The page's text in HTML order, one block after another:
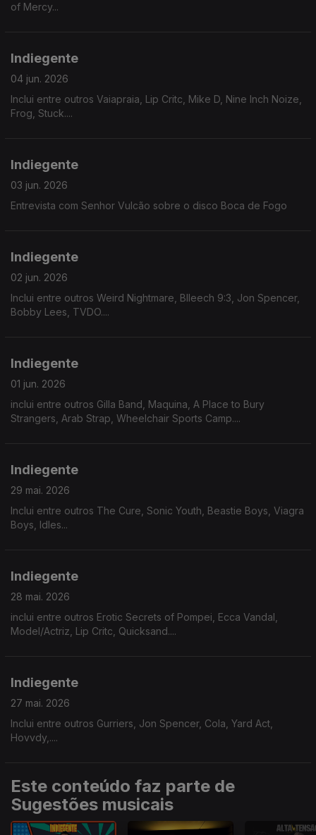
of Mercy...
Indiegente
04 jun. 2026
Inclui entre outros Vaiapraia, Lip Critc, Mike D, Nine Inch Noize,
Frog, Stuck....
Indiegente
03 jun. 2026
Entrevista com Senhor Vulcão sobre o disco Boca de Fogo
Indiegente
02 jun. 2026
Inclui entre outros Weird Nightmare, Blleech 9:3, Jon Spencer,
Bobby Lees, TVDO....
Indiegente
01 jun. 2026
inclui entre outros Gilla Band, Maquina, A Place to Bury
Strangers, Arab Strap, Wheelchair Sports Camp....
Indiegente
29 mai. 2026
Inclui entre outros The Cure, Sonic Youth, Beastie Boys, Viagra
Boys, Idles...
Indiegente
28 mai. 2026
inclui entre outros Erotic Secrets of Pompei, Ecca Vandal,
Model/Actriz, Lip Critc, Quicksand....
Indiegente
27 mai. 2026
Inclui entre outros Gurriers, Jon Spencer, Cola, Yard Act,
Hovvdy,....
Este conteúdo faz parte de
Sugestões musicais